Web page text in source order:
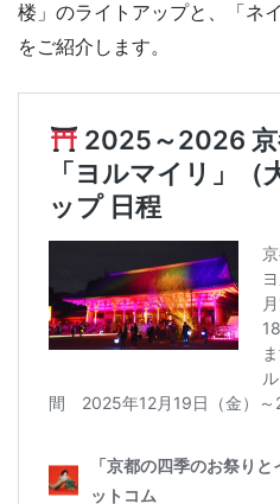
楼」のライトアップと、「ネ
をご紹介します。